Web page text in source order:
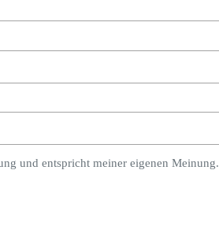
und entspricht meiner eigenen Meinung.